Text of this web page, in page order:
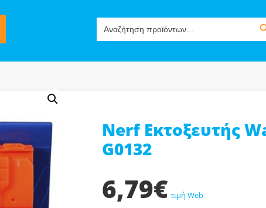
for:
Nerf Εκτοξευτής
G0132
6,79€ τιμή Web